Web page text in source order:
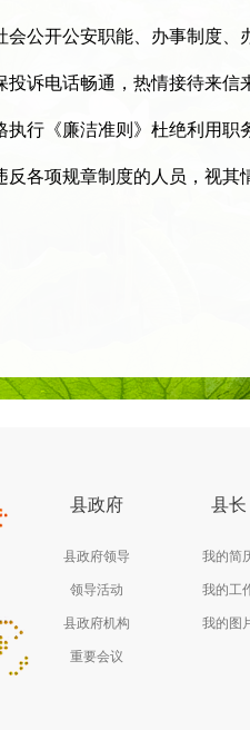
开公安职能、办事制度、
电话畅通，热情接待来信
《廉洁准则》杜绝利用职
项规章制度的人员，视其
县政府
县政府领导
领导活动
县政府机构
重要会议
县长
我的简
我的工
我的图